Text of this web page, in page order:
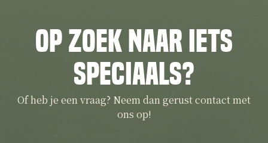
Op zoek naar iets
speciaals?
Of heb je een vraag? Neem dan gerust contact met
ons op!